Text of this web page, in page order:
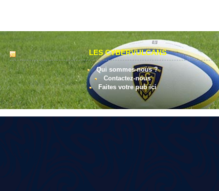
LES CYBERVULCANS
Qui sommes-nous ?
Contactez-nous
Faites votre pub ici